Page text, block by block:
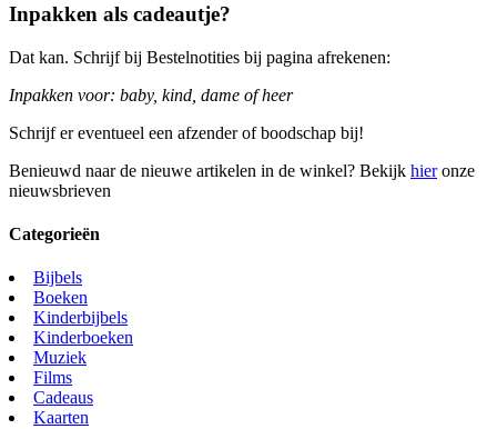
Inpakken als cadeautje?
Dat kan. Schrijf bij Bestelnotities bij pagina afrekenen:
Inpakken voor: baby, kind, dame of heer
Schrijf er eventueel een afzender of boodschap bij!
Benieuwd naar de nieuwe artikelen in de winkel? Bekijk hieronze
nieuwsbrieven
Categorieën
Bijbels
Boeken
Kinderbijbels
Kinderboeken
Muziek
Films
Cadeaus
Kaarten